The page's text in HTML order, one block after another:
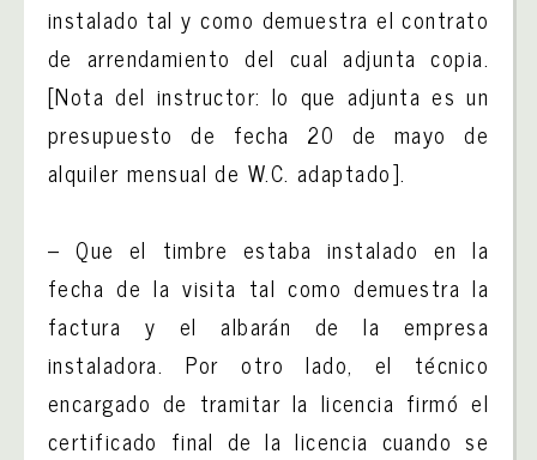
instalado tal y como demuestra el contrato
de arrendamiento del cual adjunta copia.
[Nota del instructor: lo que adjunta es un
presupuesto de fecha 20 de mayo de
alquiler mensual de W.C. adaptado].
– Que el timbre estaba instalado en la
fecha de la visita tal como demuestra la
factura y el albarán de la empresa
instaladora. Por otro lado, el técnico
encargado de tramitar la licencia firmó el
certificado final de la licencia cuando se